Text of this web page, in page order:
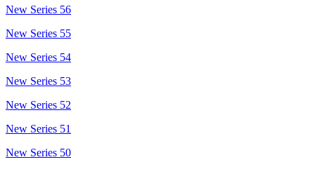
New Series 56
New Series 55
New Series 54
New Series 53
New Series 52
New Series 51
New Series 50